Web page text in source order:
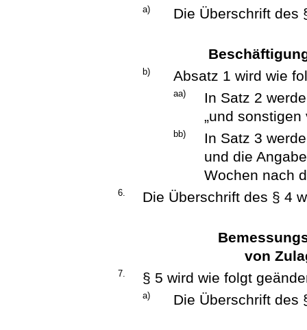
a) Die Überschrift des
b) Absatz 1 wird wie
aa)
In Satz 2
„und
bb)
In Satz 3
und die
Wochen nach
6. Die Überschrift des § 4
von
7. § 5 wird wie folgt
a) Die Überschrift des